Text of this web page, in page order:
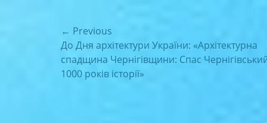
Навігація
записів
← Previous
Previous
post:
До Дня архітектури України: «Архітектурна
спадщина Чернігівщини: Спас
1000 років історії»